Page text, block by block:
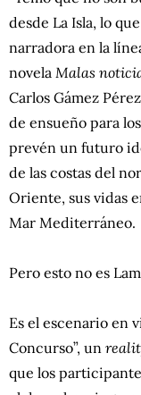
desde La Isla, lo
narradora en la
novela Malas
Carlos Gámez
de ensueño para
prevén un futuro
de las costas del
Oriente, sus vidas
Mar Mediterráneo.
Pero esto no es
Es el escenario en
Concurso”, un
que los